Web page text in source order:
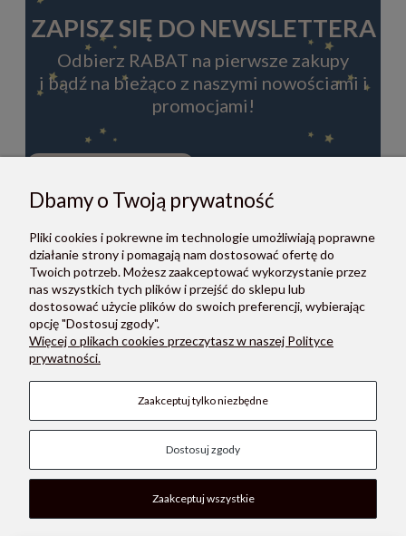
ZAPISZ SIĘ DO NEWSLETTERA
Odbierz RABAT na pierwsze zakupy
i bądź na bieżąco z naszymi nowościami i
promocjami!
ZAPISZ SIĘ
Zapisując się do newslettera, akceptujesz Regulamin i Politykę
prywatności.
O NAS
MOON STORE W SOCIAL MEDIA
Dbamy o Twoją prywatność
Pliki cookies i pokrewne im technologie umożliwiają poprawne
działanie strony i pomagają nam dostosować ofertę do
Twoich potrzeb. Możesz zaakceptować wykorzystanie przez
nas wszystkich tych plików i przejść do sklepu lub
dostosować użycie plików do swoich preferencji, wybierając
opcję "Dostosuj zgody".
Więcej o plikach cookies przeczytasz w naszej Polityce
prywatności.
Zaakceptuj tylko niezbędne
Dostosuj zgody
Zaakceptuj wszystkie